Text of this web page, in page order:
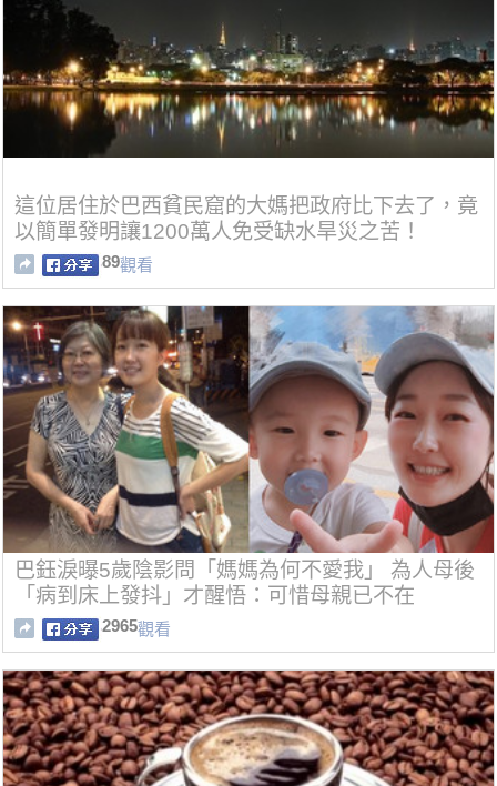
這位居住於巴西貧民窟的大媽把政府比下去了，竟
以簡單發明讓1200萬人免受缺水旱災之苦！
89觀看
巴鈺淚曝5歲陰影問「媽媽為何不愛我」 為人母後
「病到床上發抖」才醒悟：可惜母親已不在
2965觀看